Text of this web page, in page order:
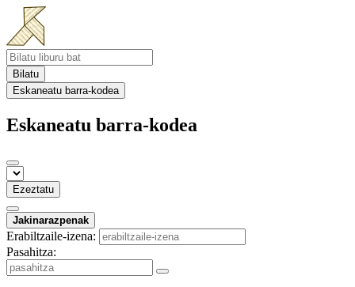
Bilatu
Eskaneatu barra-kodea
Eskaneatu barra-kodea
Ezeztatu
Jakinarazpenak
Erabiltzaile-izena:
Pasahitza: